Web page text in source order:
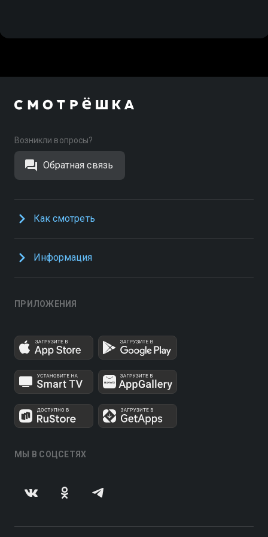
Возникли вопросы?
Обратная связь
Как смотреть
Информация
ПРИЛОЖЕНИЯ
МЫ В СОЦСЕТЯХ